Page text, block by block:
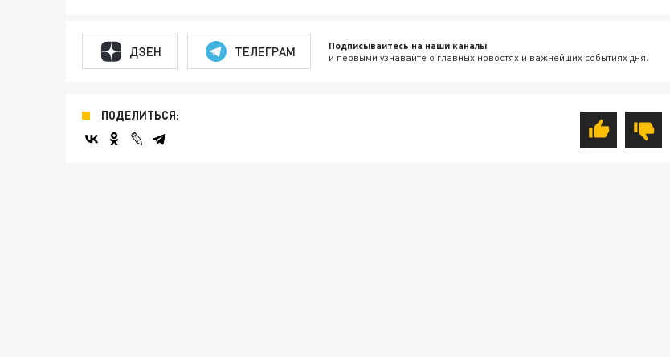
ДЗЕН ТЕЛЕГРАМ Подписывайтесь на наши каналы
и первыми узнавайте о главных новостях и важнейших событиях дня.
ПОДЕЛИТЬСЯ: